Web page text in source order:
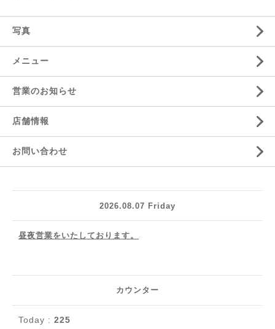
写真
メニュー
営業のお知らせ
店舗情報
お問い合わせ
2026.08.07 Friday
昼夜営業をいたしております。
カウンター
Today : 225